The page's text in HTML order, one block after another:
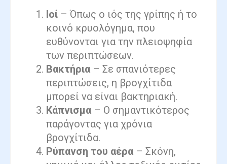
Ιοί – Όπως ο ιός της γρίπης ή το
κοινό κρυολόγημα, που
ευθύνονται για την πλειοψηφία
των περιπτώσεων.
Βακτήρια – Σε σπανιότερες
περιπτώσεις, η βρογχίτιδα
μπορεί να είναι βακτηριακή.
Κάπνισμα – Ο σημαντικότερος
παράγοντας για χρόνια
βρογχίτιδα.
Ρύπανση του αέρα – Σκόνη,